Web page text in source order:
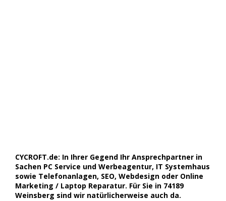
CYCROFT.de: In Ihrer Gegend Ihr Ansprechpartner in
Sachen PC Service und Werbeagentur, IT Systemhaus
sowie Telefonanlagen, SEO, Webdesign oder Online
Marketing / Laptop Reparatur. Für Sie in 74189
Weinsberg sind wir natürlicherweise auch da.